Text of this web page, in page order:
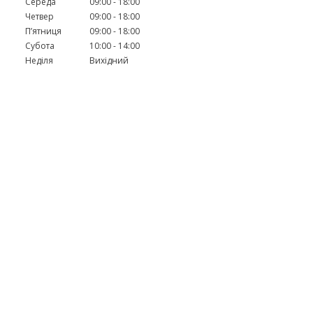
Четвер
09:00
18:00
Пʼятниця
09:00
18:00
Субота
10:00
14:00
Неділя
Вихідний